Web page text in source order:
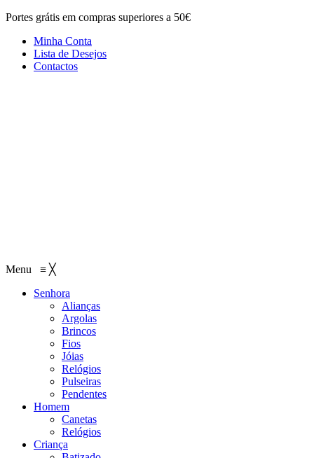
Portes grátis em compras superiores a 50€
Minha Conta
Lista de Desejos
Contactos
Menu ≡ ╳
Senhora
Alianças
Argolas
Brincos
Fios
Jóias
Relógios
Pulseiras
Pendentes
Homem
Canetas
Relógios
Criança